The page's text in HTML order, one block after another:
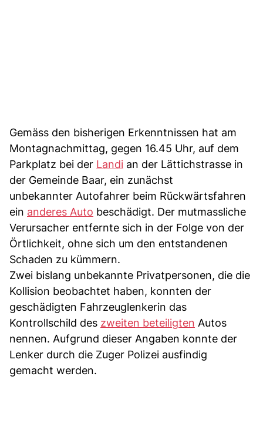
Gemäss den bisherigen Erkenntnissen hat am
Montagnachmittag, gegen 16.45 Uhr, auf dem
Parkplatz bei der Landi an der Lättichstrasse in
der Gemeinde Baar, ein zunächst
unbekannter Autofahrer beim Rückwärtsfahren
ein anderes Auto beschädigt. Der mutmassliche
Verursacher entfernte sich in der Folge von der
Örtlichkeit, ohne sich um den entstandenen
Schaden zu kümmern.
Zwei bislang unbekannte Privatpersonen, die die
Kollision beobachtet haben, konnten der
geschädigten Fahrzeuglenkerin das
Kontrollschild des zweiten beteiligten Autos
nennen. Aufgrund dieser Angaben konnte der
Lenker durch die Zuger Polizei ausfindig
gemacht werden.